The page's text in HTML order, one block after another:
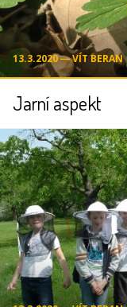
13.3.2020 ― VÍT BERAN
Jarní aspekt